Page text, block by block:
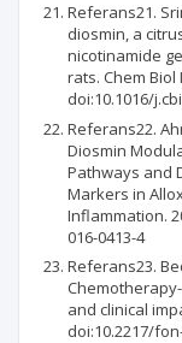
Referans21.
diosmin, a
nicotinamide
rats. Chem Biol
doi:10.1016/
Referans22.
Diosmin
Pathways and
Markers in
Inflammation.
016-0413-4
Referans23.
and clinical
doi:10.2217/